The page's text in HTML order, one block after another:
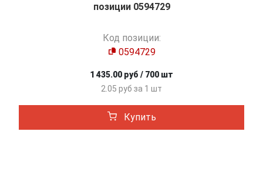
позиции 0594729
Код позиции:
0594729
1 435.00 руб / 700 шт
2.05 руб за 1 шт
Купить